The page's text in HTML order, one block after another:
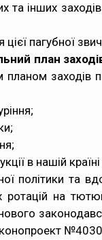
та інших
пагубної
план
планом заходів
в нашій країні
політики та
на